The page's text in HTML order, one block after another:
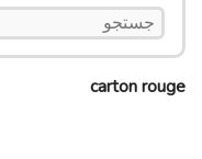
carton rouge